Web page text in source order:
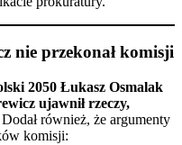
nie przekonał komisji
2050 Łukasz Osmalak
ujawnił rzeczy,
Dodał również, że argumenty
komisji: